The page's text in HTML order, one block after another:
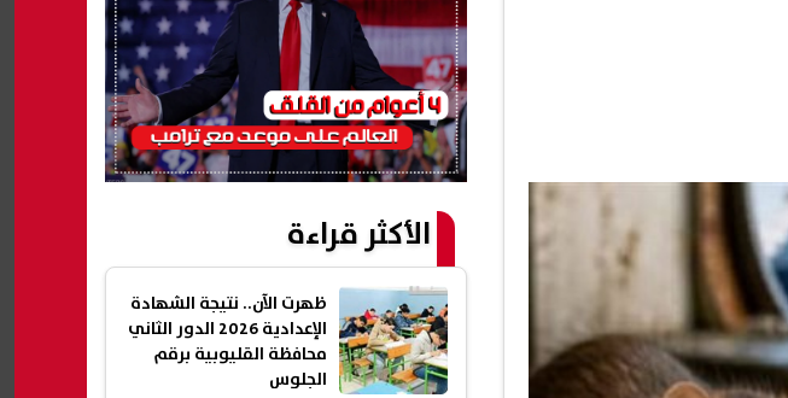
الأكثر قراءة
ظهرت الآن.. نتيجة الشهادة
الإعدادية 2026 الدور الثاني
محافظة القليوبية برقم
الجلوس